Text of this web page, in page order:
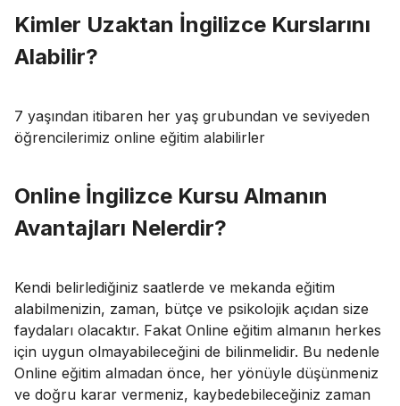
Kimler Uzaktan İngilizce Kurslarını
Alabilir?
7 yaşından itibaren her yaş grubundan ve seviyeden
öğrencilerimiz online eğitim alabilirler
Online İngilizce Kursu Almanın
Avantajları Nelerdir?
Kendi belirlediğiniz saatlerde ve mekanda eğitim
alabilmenizin, zaman, bütçe ve psikolojik açıdan size
faydaları olacaktır. Fakat Online eğitim almanın herkes
için uygun olmayabileceğini de bilinmelidir. Bu nedenle
Online eğitim almadan önce, her yönüyle düşünmeniz
ve doğru karar vermeniz, kaybedebileceğiniz zaman